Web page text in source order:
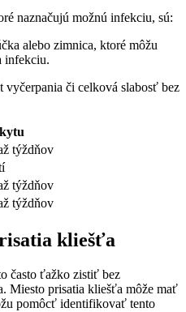
‍naznačujú možnú infekciu, sú:
alebo zimnica, ktoré môžu
infekciu.
či celková slabosť⁤ bez
týždňov
​týždňov
​týždňov
kliešťa
často ‍ťažko zistiť bez
Miesto prisatia⁤ kliešťa môže mať⁢
‌pomôcť identifikovať‍ tento